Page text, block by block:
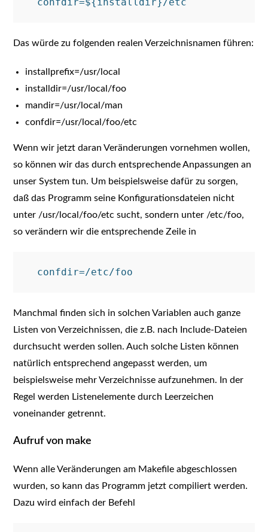
Das würde zu folgenden realen Verzeichnisnamen führen:
installprefix=/usr/local
installdir=/usr/local/foo
mandir=/usr/local/man
confdir=/usr/local/foo/etc
Wenn wir jetzt daran Veränderungen vornehmen wollen,
so können wir das durch entsprechende Anpassungen an
unser System tun. Um beispielsweise dafür zu sorgen,
daß das Programm seine Konfigurationsdateien nicht
unter /usr/local/foo/etc sucht, sondern unter /etc/foo,
so verändern wir die entsprechende Zeile in
Manchmal finden sich in solchen Variablen auch ganze
Listen von Verzeichnissen, die z.B. nach Include-Dateien
durchsucht werden sollen. Auch solche Listen können
natürlich entsprechend angepasst werden, um
beispielsweise mehr Verzeichnisse aufzunehmen. In der
Regel werden Listenelemente durch Leerzeichen
voneinander getrennt.
Aufruf von make
Wenn alle Veränderungen am Makefile abgeschlossen
wurden, so kann das Programm jetzt compiliert werden.
Dazu wird einfach der Befehl